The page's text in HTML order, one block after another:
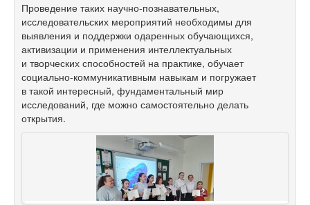
Проведение таких научно-познавательных,
исследовательских мероприятий необходимы для
выявления и поддержки одаренных обучающихся,
активизации и применения интеллектуальных
и творческих способностей на практике, обучает
социально-коммуникативным навыкам и погружает
в такой интересный, фундаментальный мир
исследований, где можно самостоятельно делать
открытия.